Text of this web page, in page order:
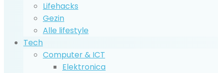
Lifehacks
Gezin
Alle lifestyle
Tech
Computer & ICT
Elektronica